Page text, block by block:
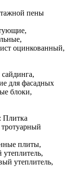
пены
оцинкованный,
для фасадных
блоки,
Плитка
плиты,
утеплитель,